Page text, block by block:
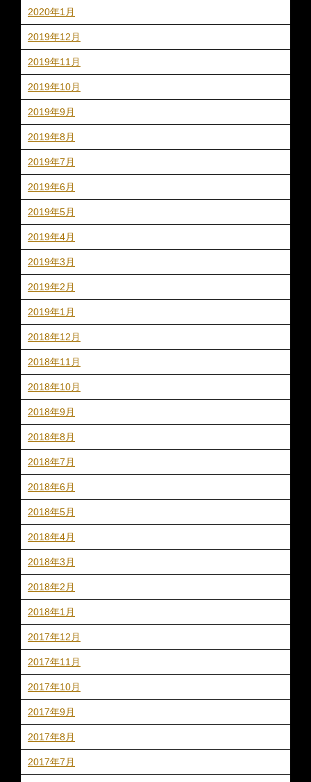
2020年1月
2019年12月
2019年11月
2019年10月
2019年9月
2019年8月
2019年7月
2019年6月
2019年5月
2019年4月
2019年3月
2019年2月
2019年1月
2018年12月
2018年11月
2018年10月
2018年9月
2018年8月
2018年7月
2018年6月
2018年5月
2018年4月
2018年3月
2018年2月
2018年1月
2017年12月
2017年11月
2017年10月
2017年9月
2017年8月
2017年7月